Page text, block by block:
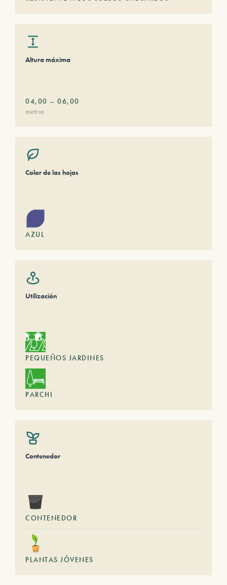
Altura máxima
04,00 – 06,00
metros
Color de las hojas
AZUL
Utilización
PEQUEÑOS JARDINES
PARCHI
Contenedor
CONTENEDOR
PLANTAS JÓVENES